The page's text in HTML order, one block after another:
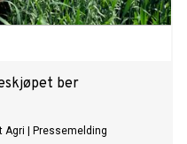
ber
Agri Pressemelding